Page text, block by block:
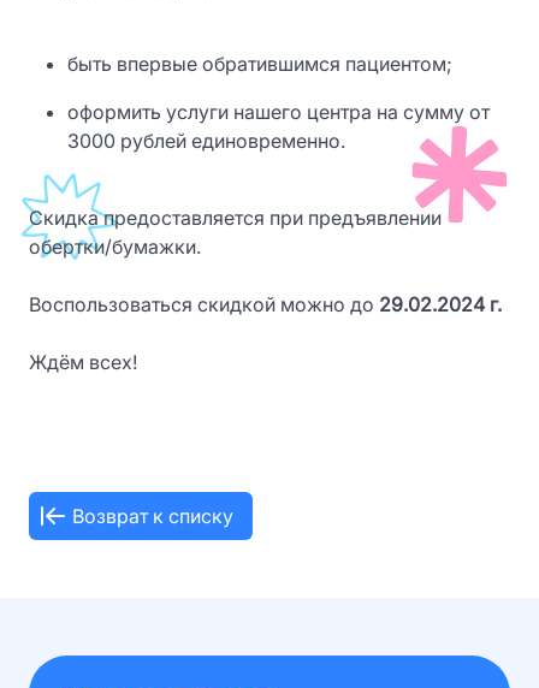
быть впервые обратившимся пациентом;
оформить услуги нашего центра на сумму от
3000 рублей единовременно.
Скидка предоставляется при предъявлении
обертки/бумажки.
Воспользоваться скидкой можно до 29.02.2024 г.
Ждём всех!
Возврат к списку